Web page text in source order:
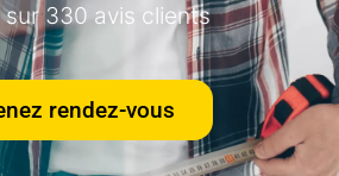
sur 330 avis clients
rendez-vous